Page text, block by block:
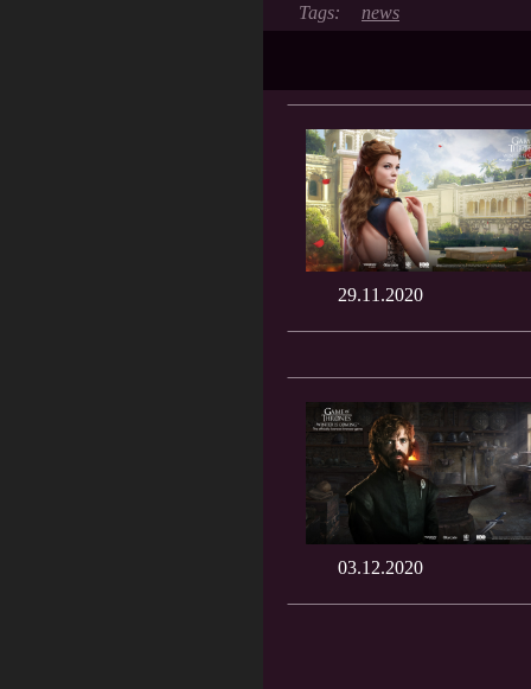
news
29.11.2020
03.12.2020